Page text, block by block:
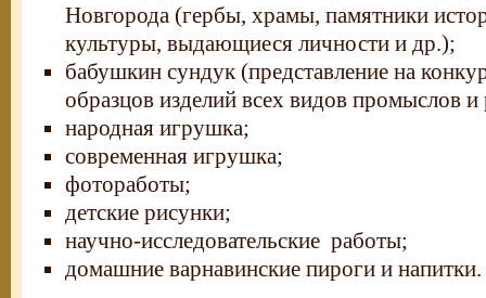
Новгорода (гербы, храмы, памятники
культуры, выдающиеся личности и др.);
бабушкин сундук (представление на
образцов изделий всех видов промыслов и
народная игрушка;
современная игрушка;
фотоработы;
детские рисунки;
научно-исследовательские работы;
домашние варнавинские пироги и напитки.